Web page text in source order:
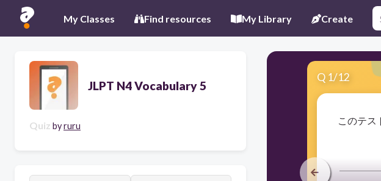
My Classes Find resources My Library Create
JLPT N4 Vocabulary 5
Quiz byruru
Q 1/12
このテ